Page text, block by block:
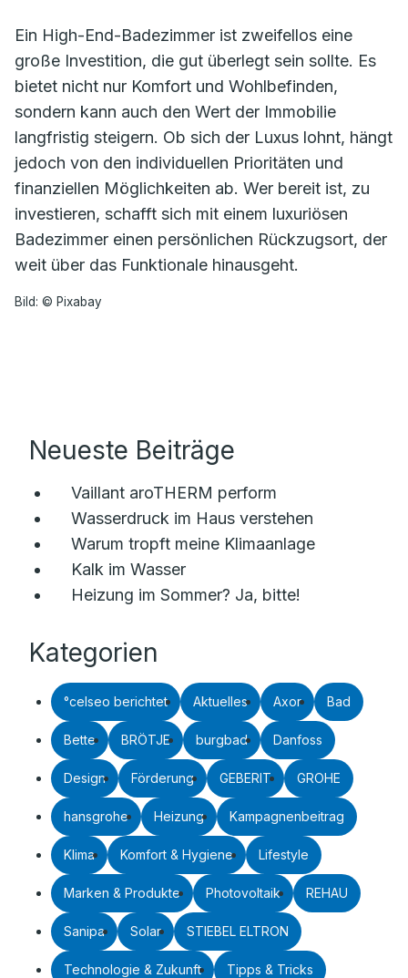
Ein High-End-Badezimmer ist zweifellos eine
große Investition, die gut überlegt sein sollte. Es
bietet nicht nur Komfort und Wohlbefinden,
sondern kann auch den Wert der Immobilie
langfristig steigern. Ob sich der Luxus lohnt, hängt
jedoch von den individuellen Prioritäten und
finanziellen Möglichkeiten ab. Wer bereit ist, zu
investieren, schafft sich mit einem luxuriösen
Badezimmer einen persönlichen Rückzugsort, der
weit über das Funktionale hinausgeht.
Bild: © Pixabay
Neueste Beiträge
Vaillant aroTHERM perform
Wasserdruck im Haus verstehen
Warum tropft meine Klimaanlage
Kalk im Wasser
Heizung im Sommer? Ja, bitte!
Kategorien
°celseo berichtet Aktuelles Axor Bad
Bette BRÖTJE burgbad Danfoss
Design Förderung GEBERIT GROHE
hansgrohe Heizung Kampagnenbeitrag
Klima Komfort & Hygiene Lifestyle
Marken & Produkte Photovoltaik REHAU
Sanipa Solar STIEBEL ELTRON
Technologie & Zukunft Tipps & Tricks